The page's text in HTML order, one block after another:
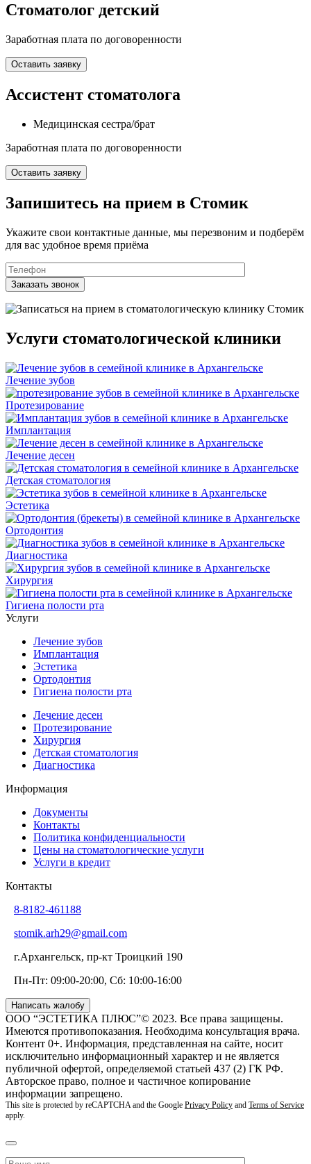
Стоматолог детский
Заработная плата по договоренности
Оставить заявку
Ассистент стоматолога
Медицинская сестра/брат
Заработная плата по договоренности
Оставить заявку
Запишитесь на прием в Стомик
Укажите свои контактные данные, мы перезвоним и подберём
для вас удобное время приёма
Услуги стоматологической клиники
Лечение зубов
Протезирование
Имплантация
Лечение десен
Детская стоматология
Эстетика
Ортодонтия
Диагностика
Хирургия
Гигиена полости рта
Услуги
Лечение зубов
Имплантация
Эстетика
Ортодонтия
Гигиена полости рта
Лечение десен
Протезирование
Хирургия
Детская стоматология
Диагностика
Информация
Документы
Контакты
Политика конфиденциальности
Цены на стоматологические услуги
Услуги в кредит
Контакты
8-8182-461188
stomik.arh29@gmail.com
г.Архангельск, пр-кт Троицкий 190
Пн-Пт: 09:00-20:00, Сб: 10:00-16:00
Написать жалобу
ООО “ЭСТЕТИКА ПЛЮС”© 2023. Все права защищены.
Имеются противопоказания. Необходима консультация врача.
Контент 0+. Информация, представленная на сайте, носит
исключительно информационный характер и не является
публичной офертой, определяемой статьей 437 (2) ГК РФ.
Авторское право, полное и частичное копирование
информации запрещено.
This site is protected by reCAPTCHA and the Google Privacy Policy and Terms of Service
apply.